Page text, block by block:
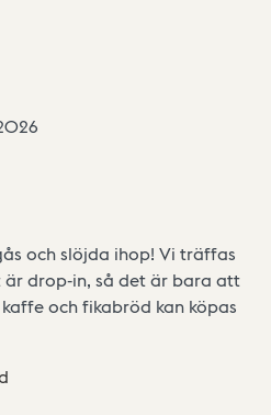
och slöjda ihop! Vi träffas
drop-in, så det är bara att
och fikabröd kan köpas